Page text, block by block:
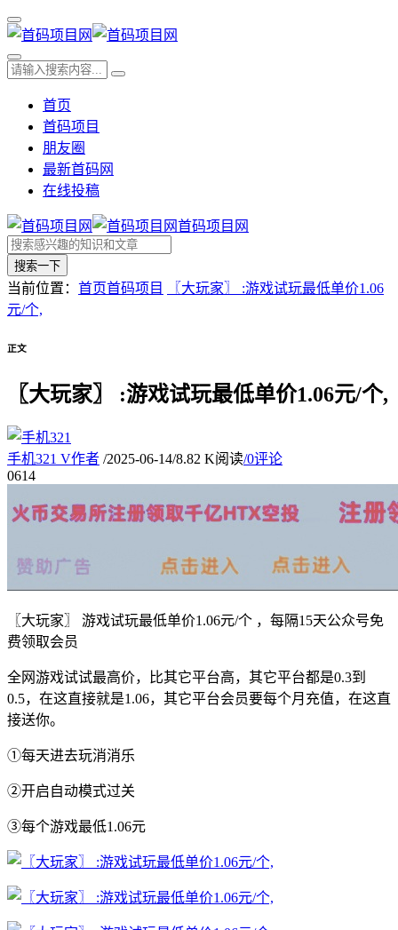
首页
首码项目
朋友圈
最新首码网
在线投稿
首码项目网
搜索一下
当前位置： 首页首码项目
〖大玩家〗 :游戏试玩最低单价1.06
元/个,
正文
〖大玩家〗 :游戏试玩最低单价1.06元/个,
手机321 V作者 /2025-06-14/8.82 K阅读/0评论
0614
〖大玩家〗 游戏试玩最低单价1.06元/个 ，每隔15天公众号免
费领取会员
全网游戏试试最高价，比其它平台高，其它平台都是0.3到
0.5，在这直接就是1.06，其它平台会员要每个月充值，在这直
接送你。
①每天进去玩消消乐
②开启自动模式过关
③每个游戏最低1.06元